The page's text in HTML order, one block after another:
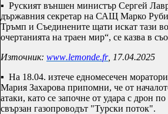
▪ Руският външен министър Сергей
държавния секретар на САЩ Марко
Тръмп и Съединените щати искат тази
очертанията на траен мир“, се казва в
Източник: www.lemonde.fr, 17.04.2025
▪ На 18.04. изтече едномесечен
Мария Захарова припомни, че от
атаки, като се започне от удара с дрон
свързан газопроводът "Турски поток".